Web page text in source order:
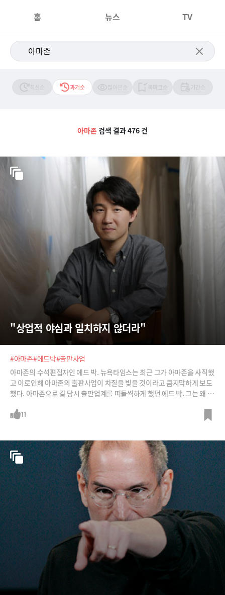
홈 뉴스 TV
과거순
아마존검색 결과 476 건
"상업적 야심과 일치하지 않더라"
#아마존#에드박#출판사업
아마존의 수석편집자인 에드 박. 뉴욕타임스는 최근 그가 아마존을 사직했
고 이로인해 아마존의 출판사업이 차질을 빚을 것이라고 큼지막하게 보도
했다. 아마존으로 갈 당시 출판업계를 떠들썩하게 했던 에드 박. 그는 왜 아
11